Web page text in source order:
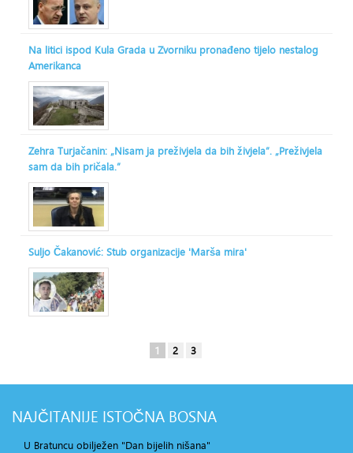
Na litici ispod Kula Grada u Zvorniku pronađeno tijelo nestalog
Amerikanca
Zehra Turjačanin: „Nisam ja preživjela da bih živjela“. „Preživjela
sam da bih pričala.“
Suljo Čakanović: Stub organizacije 'Marša mira'
1 2 3
NAJČITANIJE ISTOČNA BOSNA
U Bratuncu obilježen "Dan bijelih nišana"